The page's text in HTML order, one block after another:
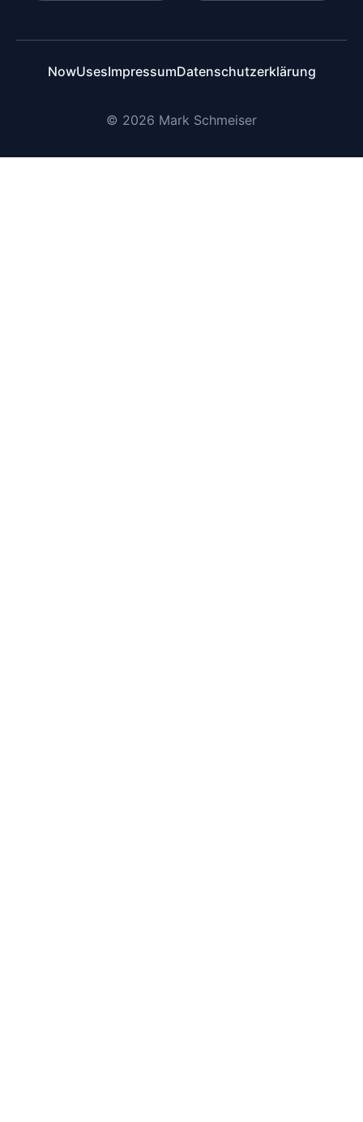
NowUsesImpressumDatenschutzerklärung
© 2026 Mark Schmeiser